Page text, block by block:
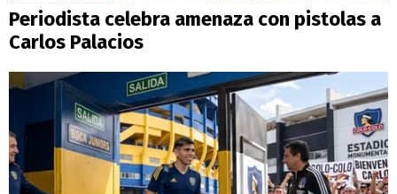
Periodista celebra amenaza con pistolas a
Carlos Palacios